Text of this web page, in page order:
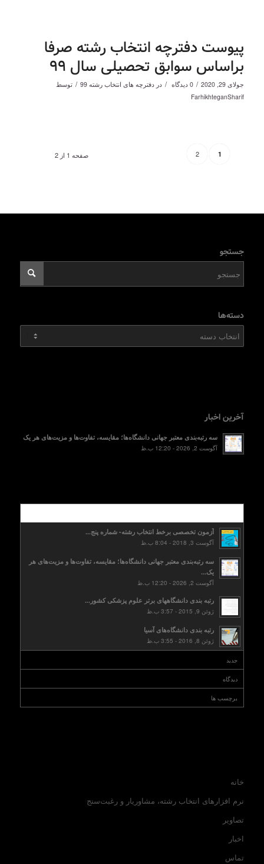
پیوست دفترچه انتخاب رشته صرفا
براساس سوابق تحصیلی سال ۹۹
جولای 29, 2020 / 0 دیدگاه / در دفترچه های انتخاب رشته 99 / توسط
FarhikhteganSharif
صفحه 1 از 2 1
2
جستجو
دسته‌ها
آخرین اخبار
سه رتبه‌بندی معتبر جهانی دانشگاه‌ها؛ مقایسه، تفاوت‌ها و مزیت‌های هر یک
آگوست 2, 2026 - 12:20 ب.ظ
آزمون تخصصی برخط انتخاب رشته- شماره پنج...
آگوست 3, 2018 - 8:04 ب.ظ
سه رتبه‌بندی معتبر جهانی دانشگاه‌ها؛ مقایسه، تفاوت‌ها و مزیت‌های هر
یک...
آگوست 2, 2026 - 12:20 ب.ظ
رتبه بندی دانشگاههای برتر علوم پزشکی کشور...
ژوئن 9, 2015 - 3:57 ب.ظ
رتبه بندی دانشگاه‌های آسیا
ژوئن 8, 2016 - 3:55 ب.ظ
جدید
دیدگاه
برچسب ها
خانه
نرم افزارهای انتخاب رشته، مشاوریار و رغبت‌سنج
تصاویر
اخبار
تماس